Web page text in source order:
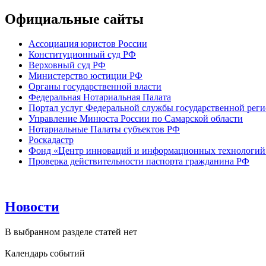
Официальные сайты
Ассоциация юристов России
Конституционный суд РФ
Верховный суд РФ
Министерство юстиции РФ
Органы государственной власти
Федеральная Нотариальная Палата
Портал услуг Федеральной службы государственной
Управление Минюста России по Самарской области
Нотариальные Палаты субъектов РФ
Роскадастр
Фонд «Центр инноваций и информационных
Проверка действительности паспорта гражданина РФ
Новости
В выбранном разделе статей нет
Календарь событий